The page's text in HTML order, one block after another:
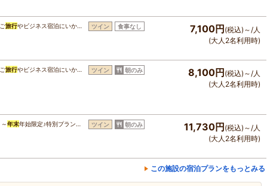
ご旅行やビジネス宿泊にいか… ツイン 食事なし 7,100円 (税込)～/人
(大人2名利用時)
ご旅行やビジネス宿泊にいか… ツイン 朝のみ 8,100円 (税込)～/人
(大人2名利用時)
～年末年始限定♪特別プラン… ツイン 朝のみ 11,730円 (税込)～/人
(大人2名利用時)
この施設の宿泊プランをもっとみる